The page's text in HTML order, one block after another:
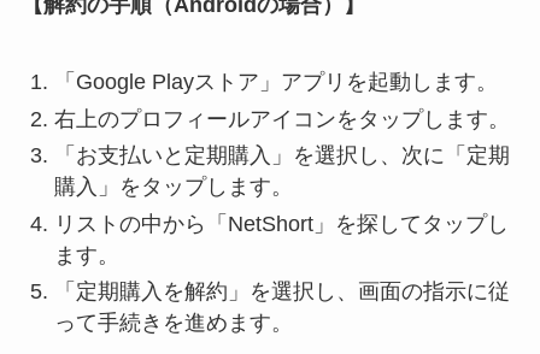
「Google Playストア」アプリを起動します。
右上のプロフィールアイコンをタップします。
「お支払いと定期購入」を選択し、次に「定期
購入」をタップします。
リストの中から「NetShort」を探してタップし
ます。
「定期購入を解約」を選択し、画面の指示に従
って手続きを進めます。